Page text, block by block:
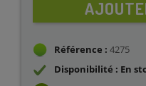
Référence : 4275
Disponibilité : En